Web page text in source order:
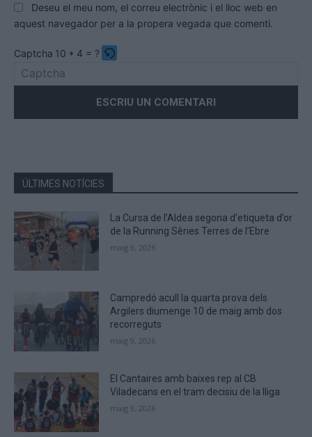
Deseu el meu nom, el correu electrònic i el lloc web en
aquest navegador per a la propera vegada que comenti.
Captcha 10 * 4 = ?
the
the
CAPTCHA
to
verify
that
you
ÚLTIMES NOTÍCIES
La Cursa de l’Aldea segona d’etiqueta d’or
de la Running Sèries Terres de l’Ebre
maig 9, 2026
Campredó acull la quarta prova dels
Argilers diumenge 10 de maig amb dos
recorreguts
maig 9, 2026
El Cantaires amb baixes rep al CB
Viladecans en el tram decisiu de la lliga
maig 9, 2026